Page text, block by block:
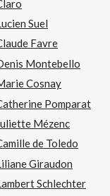
Suel
Favre
Montebello
Cosnay
Pomparat
Mézenc
de Toledo
Giraudon
Schlechter